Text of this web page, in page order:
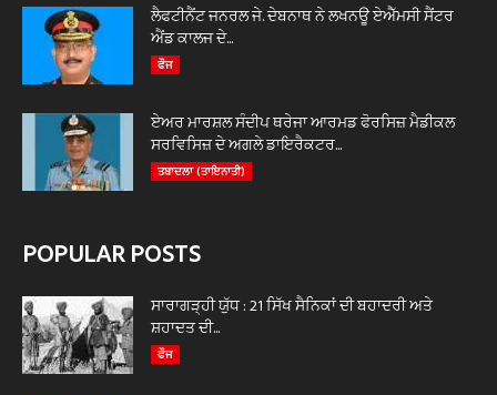
ਲੈਫਟੀਨੈਂਟ ਜਨਰਲ ਜੇ. ਦੇਬਨਾਥ ਨੇ ਲਖਨਊ ਏਐੱਮਸੀ ਸੈਂਟਰ
ਐਂਡ ਕਾਲਜ ਦੇ...
ਫੌਜ
ਏਅਰ ਮਾਰਸ਼ਲ ਸੰਦੀਪ ਥਰੇਜਾ ਆਰਮਡ ਫੋਰਸਿਜ਼ ਮੈਡੀਕਲ
ਸਰਵਿਸਿਜ਼ ਦੇ ਅਗਲੇ ਡਾਇਰੈਕਟਰ...
ਤਬਾਦਲਾ (ਤਾਇਨਾਤੀ)
POPULAR POSTS
ਸਾਰਾਗੜ੍ਹੀ ਯੁੱਧ : 21 ਸਿੱਖ ਸੈਨਿਕਾਂ ਦੀ ਬਹਾਦਰੀ ਅਤੇ
ਸ਼ਹਾਦਤ ਦੀ...
ਫੌਜ